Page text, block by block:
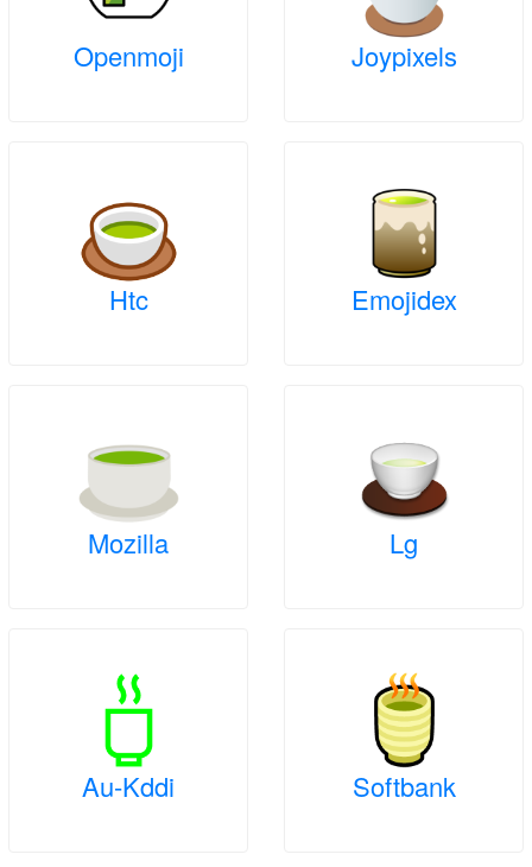
Joypixels
Openmoji
Emojidex
Htc
Lg
Mozilla
Softbank
Au-Kddi